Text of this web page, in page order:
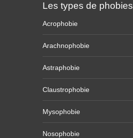
Les types de phobies
Acrophobie
Arachnophobie
Astraphobie
Claustrophobie
Mysophobie
Nosophobie